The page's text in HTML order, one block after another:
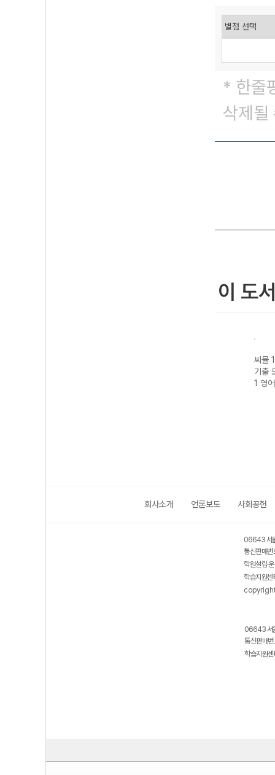
* 한줄
삭제될
이 도
씨뮬
기출
1 영
회사소개 언론보도 사회공헌
06643 서
통신판매
학원설립·
학습지원
06643 서
통신판매
학습지원